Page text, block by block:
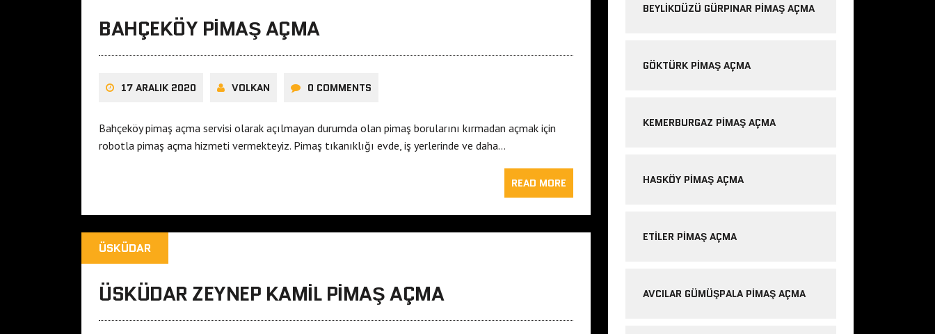
BAHÇEKÖY PIMAŞ AÇMA
17 ARALIK 2020 VOLKAN 0 COMMENTS
Bahçeköy pimaş açma servisi olarak açılmayan durumda olan pimaş borularını kırmadan açmak için
robotla pimaş açma hizmeti vermekteyiz. Pimaş tıkanıklığı evde, iş yerlerinde ve daha…
READ MORE
ÜSKÜDAR
ÜSKÜDAR ZEYNEP KAMIL PIMAŞ AÇMA
BEYLIKDÜZÜ GÜRPINAR PIMAŞ AÇMA
GÖKTÜRK PIMAŞ AÇMA
KEMERBURGAZ PIMAŞ AÇMA
HASKÖY PIMAŞ AÇMA
ETILER PIMAŞ AÇMA
AVCILAR GÜMÜŞPALA PIMAŞ AÇMA